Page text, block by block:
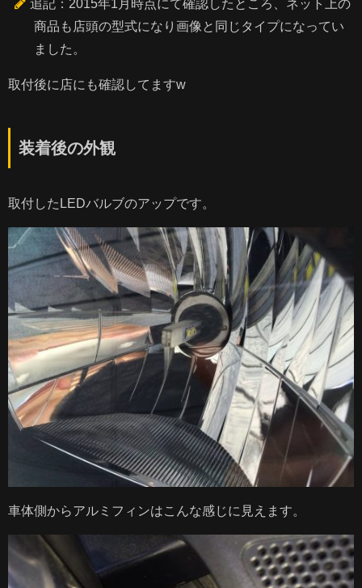
追記：2015年1月時点にて確認したところ、ネット上の
商品も店頭の型式になり画像と同じタイプになってい
ました。
取付後に店にも確認してますw
装着後の外観
取付したLEDバルブのアップです。
車体側からアルミフィンはこんな感じに見えます。